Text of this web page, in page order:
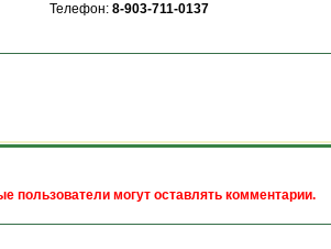
Телефон: 8-903-711-0137
пользователи могут оставлять комментарии.